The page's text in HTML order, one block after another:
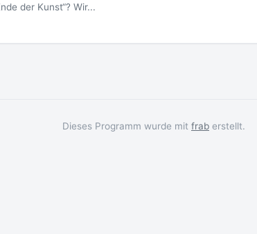
der Kunst“? Wir...
Dieses Programm wurde mit frab erstellt.